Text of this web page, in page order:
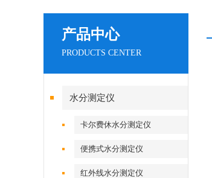
产品中心
PRODUCTS CENTER
水分测定仪
卡尔费休水分测定仪
便携式水分测定仪
红外线水分测定仪